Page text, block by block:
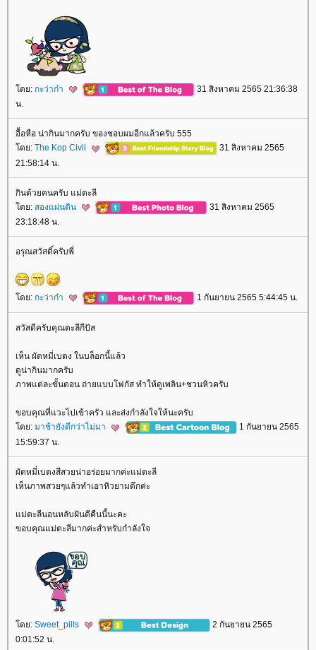
ดย: กะว่าก๋า
31 สิงหาคม 2565 21:36:38
น.
อื้อหือ น่ากินมากครับ ของชอบผมอีกแล้วครับ 555
ดย: The Kop Civil
31 สิงหาคม 2565
21:58:14 น.
กินด้วยคนครับ แม่ตะลี
ดย: สองแผ่นดิน
31 สิงหาคม 2565
23:18:48 น.
อรุณสวัสดิ์ครับพี่
ดย: กะว่าก๋า 1 กันยายน 2565 5:44:45 น.
สวัสดีครับคุณตะลีกีปัส
เห็น ผัดหมี่เบตง ในบล็อกนี้แล้ว
ดูน่ากินมากครับ
ภาพแต่ละขั้นตอน ถ่ายแบบโฟกัส ทำให้ดูเพลิน+ชวนหิวครับ
ขอบคุณที่แวะไปเข้าครัว และส่งกำลังใจให้นะครับ
ดย: มาช้ายังดีกว่าไม่มา
1 กันยายน 2565
15:59:37 น.
ผัดหมี่เบตงสีสวยน่าอร่อยมากค่ะแม่ตะลี
เห็นภาพสวยๆแล้วทำเอาหิวยามดึกค่ะ
ม่ตะลีนอนหลับฝันดีคืนนี้นะคะ
ขอบคุณแม่ตะลีมากค่ะสำหรับกำลังใจ
ดย: Sweet_pills
2 กันยายน 2565
0:01:52 น.